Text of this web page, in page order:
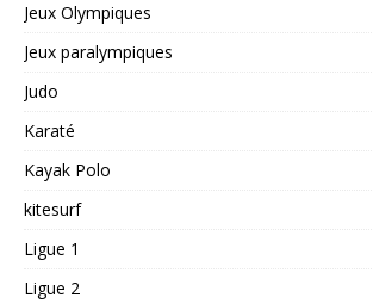
Jeux Olympiques
Jeux paralympiques
Judo
Karaté
Kayak Polo
kitesurf
Ligue 1
Ligue 2